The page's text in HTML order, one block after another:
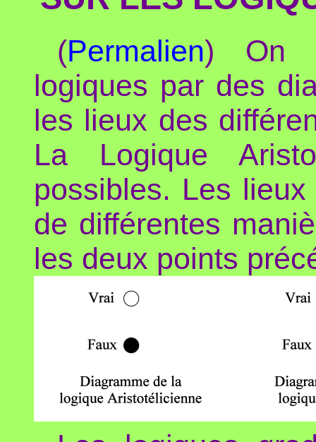
(Permalien) On
logiques par des
les lieux des
La Logique
possibles. Les
de différentes
les deux points